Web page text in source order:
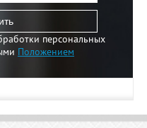
персональных
Положением